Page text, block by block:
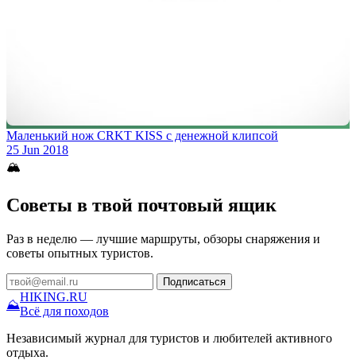
Маленький нож CRKT KISS с денежной клипсой
25 Jun 2018
🏔
Советы в твой почтовый ящик
Раз в неделю — лучшие маршруты, обзоры снаряжения и
советы опытных туристов.
Подписаться
⛰
HIKING.RU
Всё для походов
Независимый журнал для туристов и любителей активного
отдыха.